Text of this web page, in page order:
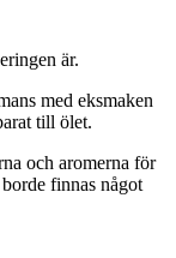
är.
med eksmaken
till ölet.
och aromerna för
finnas något